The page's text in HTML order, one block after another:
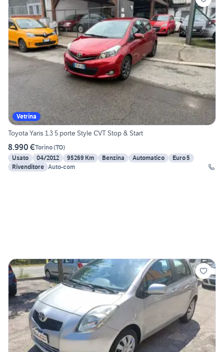
Vetrina
Toyota Yaris 1.3 5 porte Style CVT Stop & Start
8.990 €Torino(TO)
Usato
04/2012 95269 Km Benzina Automatico
Euro 5
Rivenditore Auto-com